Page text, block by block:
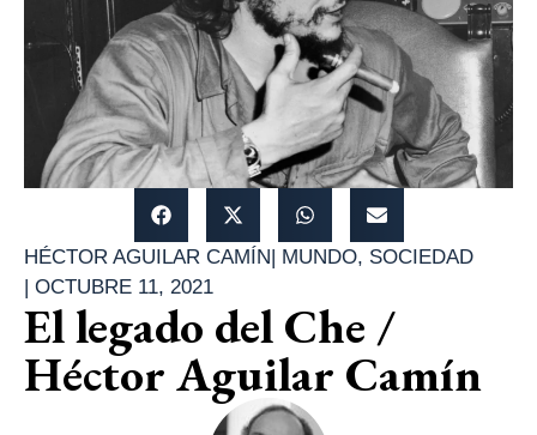
HÉCTOR AGUILAR CAMÍN| MUNDO, SOCIEDAD
| OCTUBRE 11, 2021
El legado del Che /
Héctor Aguilar Camín